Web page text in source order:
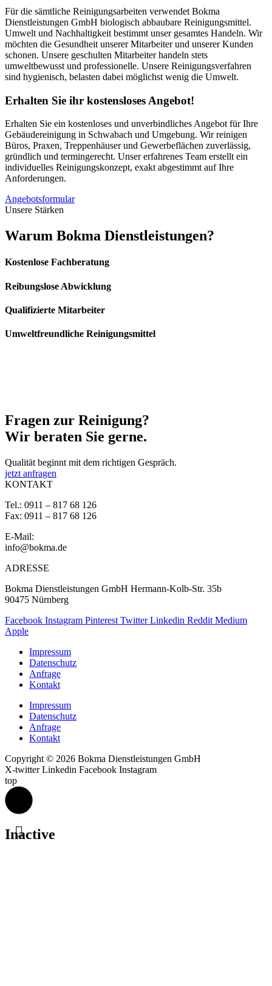
Für die sämtliche Reinigungsarbeiten verwendet Bokma
Dienstleistungen GmbH biologisch abbaubare Reinigungsmittel.
Umwelt und Nachhaltigkeit bestimmt unser gesamtes Handeln. Wir
möchten die Gesundheit unserer Mitarbeiter und unserer Kunden
schonen. Unsere geschulten Mitarbeiter handeln stets
umweltbewusst und professionelle. Unsere Reinigungsverfahren
sind hygienisch, belasten dabei möglichst wenig die Umwelt.
Erhalten Sie ihr kostensloses Angebot!
Erhalten Sie ein kostenloses und unverbindliches Angebot für Ihre
Gebäudereinigung in Schwabach und Umgebung. Wir reinigen
Büros, Praxen, Treppenhäuser und Gewerbeflächen zuverlässig,
gründlich und termingerecht. Unser erfahrenes Team erstellt ein
individuelles Reinigungskonzept, exakt abgestimmt auf Ihre
Anforderungen.
Angebotsformular
Unsere Stärken
Warum Bokma Dienstleistungen?
Kostenlose Fachberatung
Reibungslose Abwicklung
Qualifizierte Mitarbeiter
Umweltfreundliche Reinigungsmittel
Fragen zur Reinigung?
Wir beraten Sie gerne.
Qualität beginnt mit dem richtigen Gespräch.
jetzt anfragen
KONTAKT
Tel.: 0911 – 817 68 126
Fax: 0911 – 817 68 126
E-Mail:
info@bokma.de
ADRESSE
Bokma Dienstleistungen GmbH Hermann-Kolb-Str. 35b
90475 Nürnberg
Facebook Instagram Pinterest Twitter Linkedin Reddit Medium
Apple
Impressum
Datenschutz
Anfrage
Kontakt
Impressum
Datenschutz
Anfrage
Kontakt
Copyright © 2026 Bokma Dienstleistungen GmbH
X-twitter Linkedin Facebook Instagram
top
Inactive